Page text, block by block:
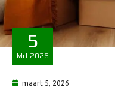
5
Mrt 2026
maart 5, 2026